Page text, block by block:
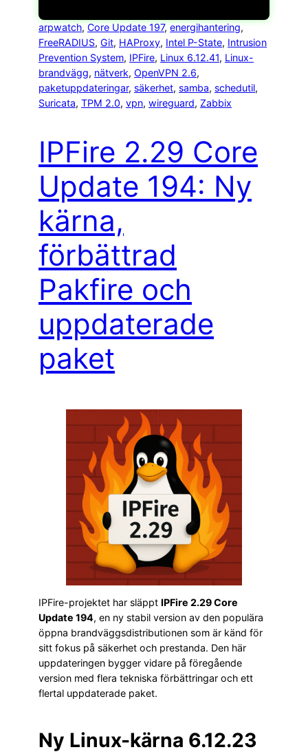
arpwatch, Core Update 197, energihantering
FreeRADIUS, Git, HAProxy, Intel P-State, Intrusion
Prevention System, IPFire, Linux 6.12.41, Linux-
brandvägg, nätverk, OpenVPN 2.6
paketuppdateringar, säkerhet, samba, schedutil
Suricata, TPM 2.0, vpn, wireguard, Zabbix
IPFire 2.29 Core
Update 194: Ny
kärna,
förbättrad
Pakfire och
uppdaterade
paket
IPFire-projektet har släppt IPFire 2.29 Core
Update 194, en ny stabil version av den populära
öppna brandväggsdistributionen som är känd för
sitt fokus på säkerhet och prestanda. Den här
uppdateringen bygger vidare på föregående
version med flera tekniska förbättringar och ett
flertal uppdaterade paket.
Ny Linux-kärna 6.12.23